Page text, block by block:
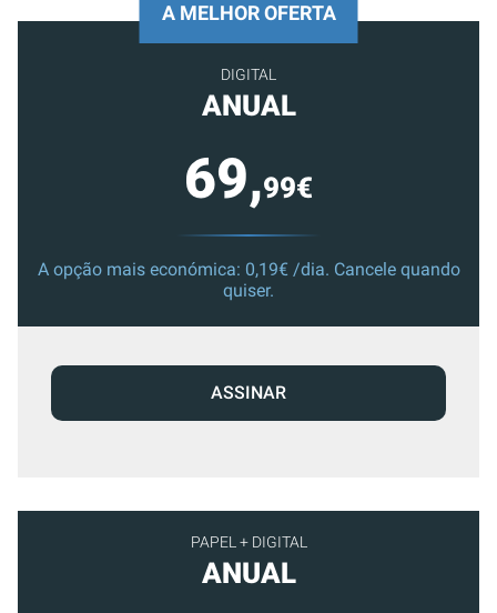
PAPEL + DIGITAL
ANUAL
A MELHOR OFERTA
DIGITAL
ANUAL
69,99€
A opção mais económica: 0,19€ /dia. Cancele quando
quiser.
ASSINAR